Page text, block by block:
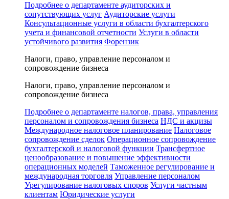
Подробнее о департаменте аудиторских и
сопутствующих услуг Аудиторские услуги
Консультационные услуги в области бухгалтерского
учета и финансовой отчетности Услуги в области
устойчивого развития Форензик
Налоги, право, управление персоналом и
сопровождение бизнеса
Налоги, право, управление персоналом и
сопровождение бизнеса
Подробнее о департаменте налогов, права, управления
персоналом и сопровождения бизнеса НДС и акцизы
Международное налоговое планирование Налоговое
сопровождение сделок Операционное сопровождение
бухгалтерской и налоговой функции Трансфертное
ценообразование и повышение эффективности
операционных моделей Таможенное регулирование и
международная торговля Управление персоналом
Урегулирование налоговых споров Услуги частным
клиентам Юридические услуги